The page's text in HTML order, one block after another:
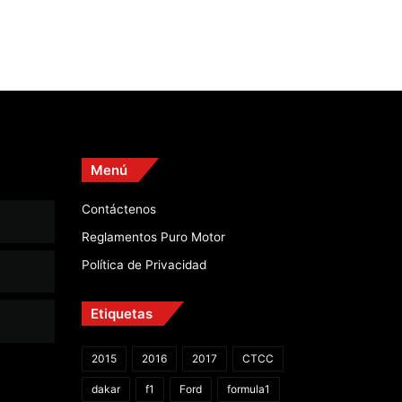
Menú
Contáctenos
Reglamentos Puro Motor
Política de Privacidad
Etiquetas
2015 2016 2017 CTCC
dakar f1 Ford formula1